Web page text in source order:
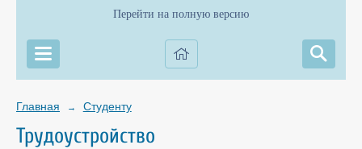
Перейти на полную версию
Главная → Студенту
Трудоустройство